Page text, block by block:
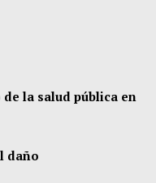
la salud pública en
daño